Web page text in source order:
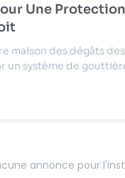
Une
maison des dégâts
un système de
annonce pour